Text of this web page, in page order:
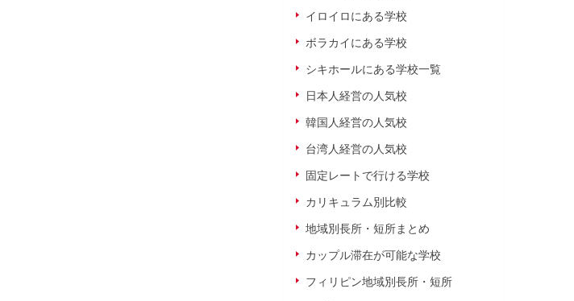
イロイロにある学校
ボラカイにある学校
シキホールにある学校一覧
日本人経営の人気校
韓国人経営の人気校
台湾人経営の人気校
固定レートで行ける学校
カリキュラム別比較
地域別長所・短所まとめ
カップル滞在が可能な学校
フィリピン地域別長所・短所